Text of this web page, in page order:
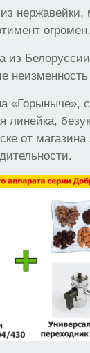
нержавейки,
из
«Горыныче»,
от